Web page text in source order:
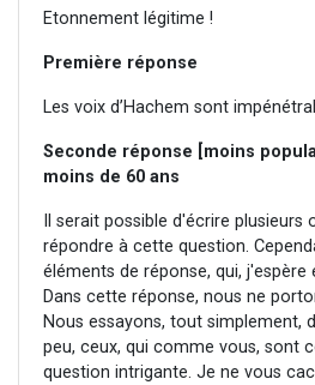
Etonnement légitime !
Première réponse
Les voix d’Hachem sont
Seconde réponse [moins
moins de 60 ans
Il serait possible d'écrire plusieurs
répondre à cette question.
éléments de réponse, qui,
Dans cette réponse, nous ne
Nous essayons, tout simplement,
peu, ceux, qui comme vous, sont
question intrigante. Je ne vous